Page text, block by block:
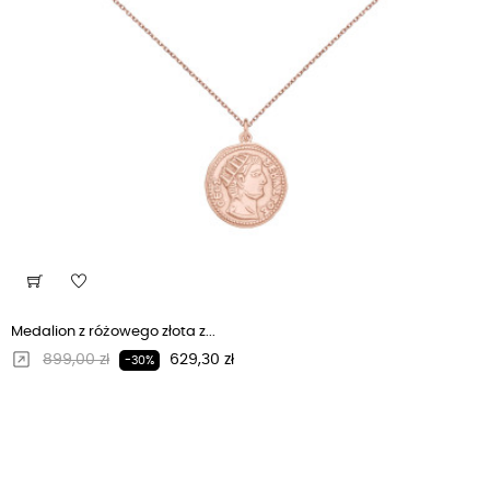
Medalion z różowego złota z...
Regularna cena
899,00 zł -30% Cena
629,30 zł